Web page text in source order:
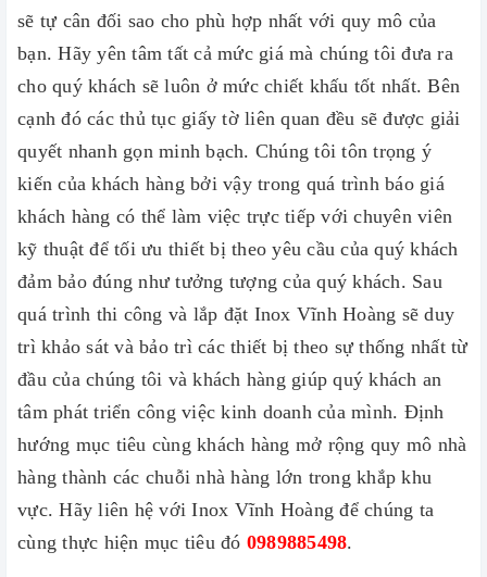
sẽ tự cân đối sao cho phù hợp nhất với quy mô của
bạn. Hãy yên tâm tất cả mức giá mà chúng tôi đưa ra
cho quý khách sẽ luôn ở mức chiết khấu tốt nhất. Bên
cạnh đó các thủ tục giấy tờ liên quan đều sẽ được giải
quyết nhanh gọn minh bạch. Chúng tôi tôn trọng ý
kiến của khách hàng bởi vậy trong quá trình báo giá
khách hàng có thể làm việc trực tiếp với chuyên viên
kỹ thuật để tối ưu thiết bị theo yêu cầu của quý khách
đảm bảo đúng như tưởng tượng của quý khách. Sau
quá trình thi công và lắp đặt Inox Vĩnh Hoàng sẽ duy
trì khảo sát và bảo trì các thiết bị theo sự thống nhất từ
đầu của chúng tôi và khách hàng giúp quý khách an
tâm phát triển công việc kinh doanh của mình. Định
hướng mục tiêu cùng khách hàng mở rộng quy mô nhà
hàng thành các chuỗi nhà hàng lớn trong khắp khu
vực. Hãy liên hệ với Inox Vĩnh Hoàng để chúng ta
cùng thực hiện mục tiêu đó 0989885498.